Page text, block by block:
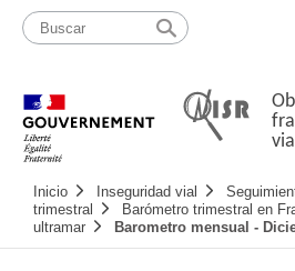
Pasar
contenido
Mapa
web
Navigation
principale
Inicio Inseguridad vial
trimestral
Barómetro trimestral en
ultramar
Barometro mensual -